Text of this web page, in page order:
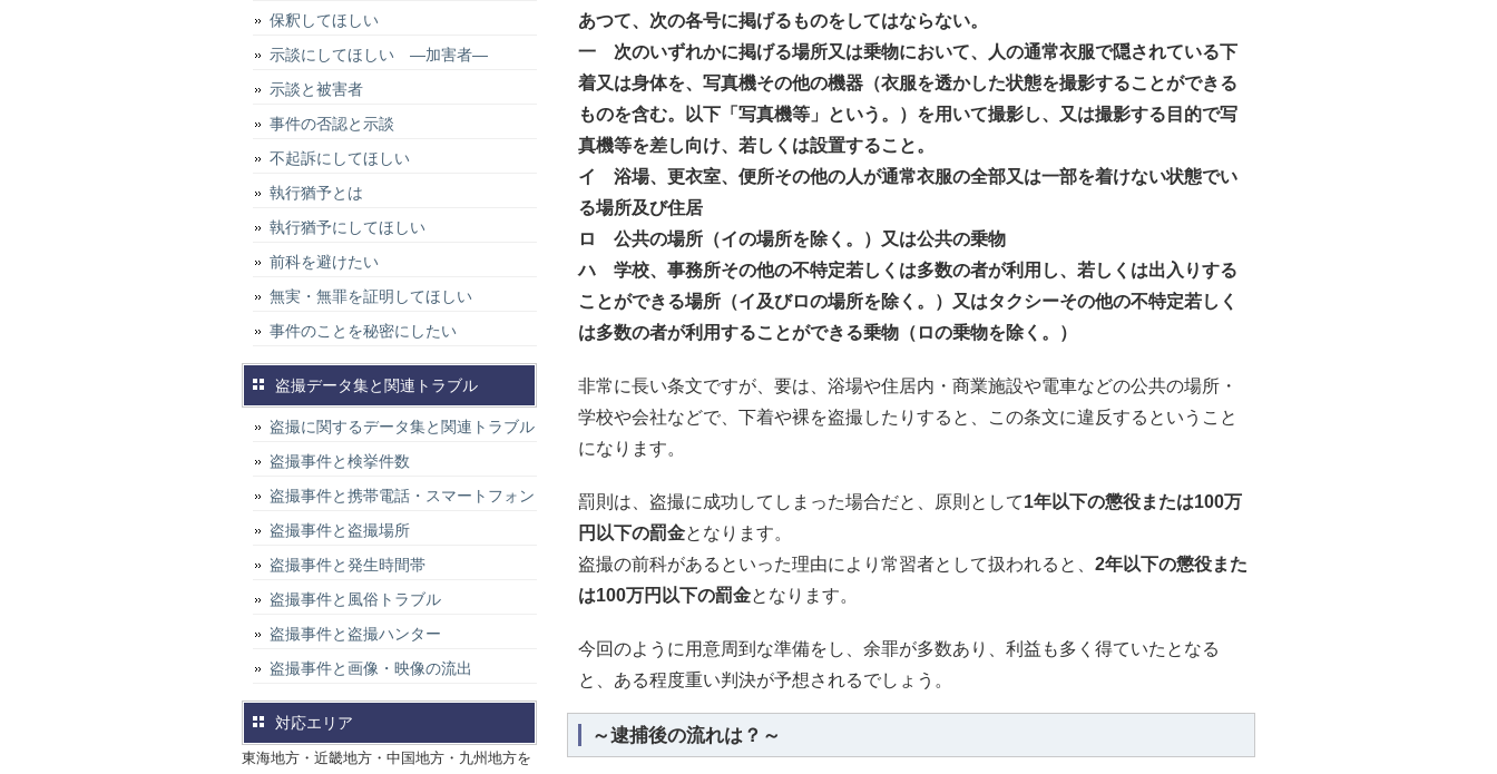
あつて、次の各号に掲げるものをしてはならない。
一 次のいずれかに掲げる場所又は乗物において、人の通常衣服で隠されている下
着又は身体を、写真機その他の機器（衣服を透かした状態を撮影することができる
ものを含む。以下「写真機等」という。）を用いて撮影し、又は撮影する目的で写
真機等を差し向け、若しくは設置すること。
イ 浴場、更衣室、便所その他の人が通常衣服の全部又は一部を着けない状態でい
る場所及び住居
ロ 公共の場所（イの場所を除く。）又は公共の乗物
ハ 学校、事務所その他の不特定若しくは多数の者が利用し、若しくは出入りする
ことができる場所（イ及びロの場所を除く。）又はタクシーその他の不特定若しく
は多数の者が利用することができる乗物（ロの乗物を除く。）
非常に長い条文ですが、要は、浴場や住居内・商業施設や電車などの公共の場所・
学校や会社などで、下着や裸を盗撮したりすると、この条文に違反するということ
になります。
罰則は、盗撮に成功してしまった場合だと、原則として1年以下の懲役または100万
円以下の罰金となります。
盗撮の前科があるといった理由により常習者として扱われると、 2年以下の懲役また
は100万円以下の罰金となります。
今回のように用意周到な準備をし、余罪が多数あり、利益も多く得ていたとなる
と、ある程度重い判決が予想されるでしょう。
～逮捕後の流れは？～
保釈してほしい
示談にしてほしい ―加害者―
示談と被害者
事件の否認と示談
不起訴にしてほしい
執行猶予とは
執行猶予にしてほしい
前科を避けたい
無実・無罪を証明してほしい
事件のことを秘密にしたい
盗撮データ集と関連トラブル
盗撮に関するデータ集と関連トラブル
盗撮事件と検挙件数
盗撮事件と携帯電話・スマートフォン
盗撮事件と盗撮場所
盗撮事件と発生時間帯
盗撮事件と風俗トラブル
盗撮事件と盗撮ハンター
盗撮事件と画像・映像の流出
対応エリア
東海地方・近畿地方・中国地方・九州地方を